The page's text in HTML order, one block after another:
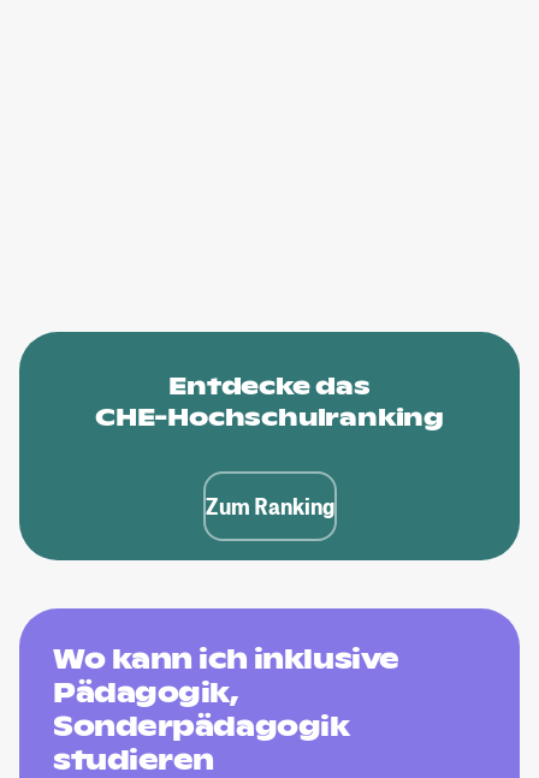
Entdecke das
CHE-Hochschulranking
Zum Ranking
Wo kann ich inklusive
Pädagogik,
Sonderpädagogik
studieren